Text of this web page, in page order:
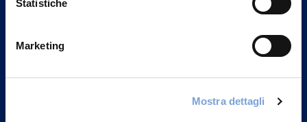
Statistiche
Marketing
Mostra dettagli